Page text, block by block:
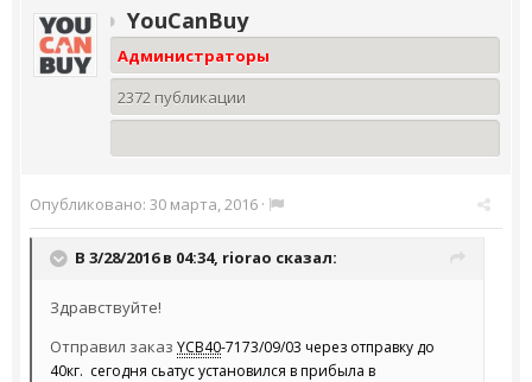
YouCanBuy
Администраторы
2372 публикации
Опубликовано: 30 марта, 2016 ·
В 3/28/2016 в 04:34, riorao сказал:
Здравствуйте!
Отправил заказ YCB40-7173/09/03 через отправку до
40кг. сегодня сьатус установился в прибыла в